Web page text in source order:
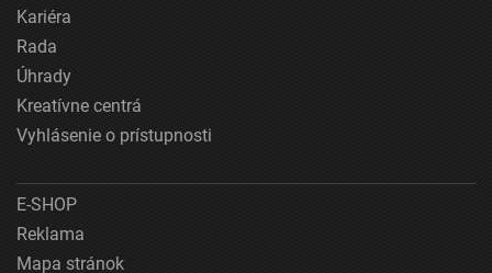
Kariéra
Rada
Úhrady
Kreatívne centrá
Vyhlásenie o prístupnosti
E-SHOP
Reklama
Mapa stránok